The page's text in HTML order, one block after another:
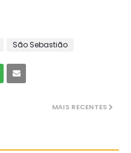
São Sebastião
MAIS RECENTES